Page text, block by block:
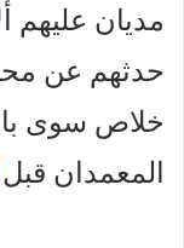
مديان عليهم
حدثهم عن
خلاص سوى
المعمدان قبل